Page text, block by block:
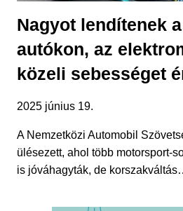
Nagyot lendítenek
autókon, az
közeli sebességet
2025 június 19.
A Nemzetközi Automobil
ülésezett, ahol több motorsport-
is jóváhagyták, de